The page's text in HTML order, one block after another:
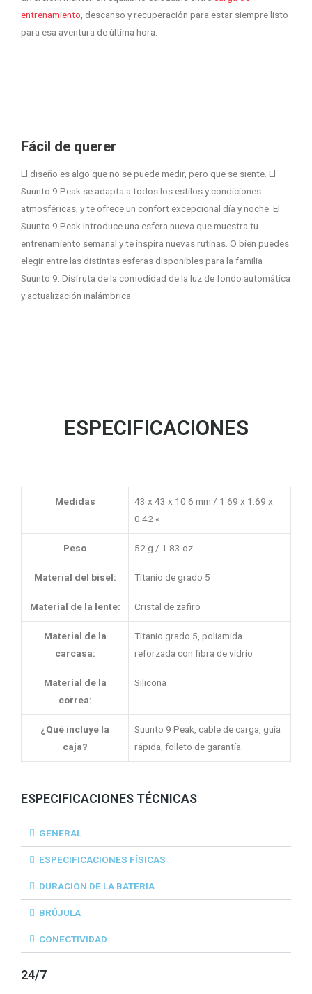
entrenamiento , descanso y recuperación para estar siempre listo
para esa aventura de última hora.
Fácil de querer
El diseño es algo que no se puede medir, pero que se siente. El
Suunto 9 Peak se adapta a todos los estilos y condiciones
atmosféricas, y te ofrece un confort excepcional día y noche. El
Suunto 9 Peak introduce una esfera nueva que muestra tu
entrenamiento semanal y te inspira nuevas rutinas. O bien puedes
elegir entre las distintas esferas disponibles para la familia
Suunto 9. Disfruta de la comodidad de la luz de fondo automática
y actualización inalámbrica.
ESPECIFICACIONES
Medidas
43 x 43 x 10.6 mm / 1.69 x 1.69 x
0.42 «
Peso 52 g / 1.83 oz
Material del bisel: Titanio de grado 5
Material de la lente: Cristal de zafiro
Material de la
carcasa:
Titanio grado 5, poliamida
reforzada con fibra de vidrio
Material de la
correa:
Silicona
¿Qué incluye la
caja?
Suunto 9 Peak, cable de carga, guía
rápida, folleto de garantía.
ESPECIFICACIONES TÉCNICAS
GENERAL
ESPECIFICACIONES FÍSICAS
DURACIÓN DE LA BATERÍA
BRÚJULA
CONECTIVIDAD
24/7